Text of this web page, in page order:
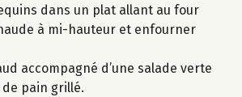
dans un plat allant au four
à mi-hauteur et enfourner
accompagné d’une salade verte
pain grillé.